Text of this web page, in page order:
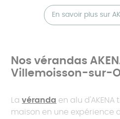
En savoir plus sur
Nos vérandas
Villemoisson-sur-
Lavéranda en alu
maison en une expérience